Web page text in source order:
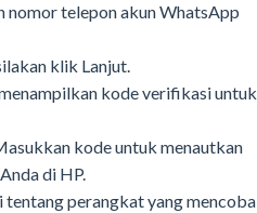
nomor telepon akun WhatsApp
klik Lanjut.
kode verifikasi untuk
kode untuk menautkan
di HP.
perangkat yang mencoba